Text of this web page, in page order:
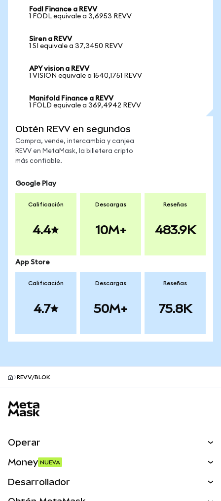
Fodl Finance a REVV
1 FODL equivale a 3,6953 REVV
Siren a REVV
1 SI equivale a 37,3450 REVV
APY vision a REVV
1 VISION equivale a 1540,1751 REVV
Manifold Finance a REVV
1 FOLD equivale a 369,4942 REVV
Obtén REVV en segundos
Compra, vende, intercambia y canjea
REVV en MetaMask, la billetera cripto
más confiable.
Google Play
Calificación
4.4
Descargas
10M+
Reseñas
483.9K
App Store
Calificación
4.7
Descargas
50M+
Reseñas
75.8K
REVV/BLOK
Operar
Money NUEVA
Desarrollador